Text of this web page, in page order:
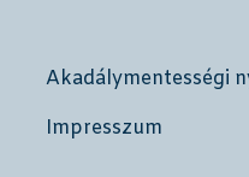
Akadálymentességi
Impresszum